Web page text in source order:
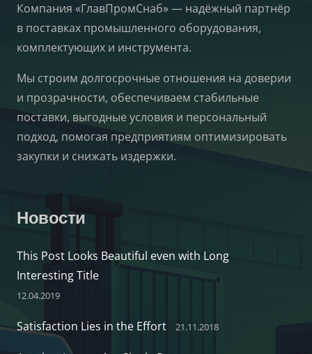
Компания «ГлавПромСнаб» — надёжный партнёр
в поставках промышленного оборудования,
комплектующих и инструмента.
Мы строим долгосрочные отношения на доверии
и прозрачности, обеспечиваем стабильные
поставки, выгодные условия и персональный
подход, помогая предприятиям оптимизировать
закупки и снижать издержки.
Новости
This Post Looks Beautiful even with Long
Interesting Title
12.04.2019
Satisfaction Lies in the Effort 21.11.2018